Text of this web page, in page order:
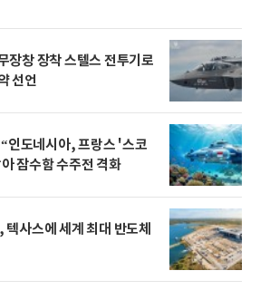
장창 장착 스텔스 전투기로
선언
인도네시아, 프랑스 '스코
잠수함 수주전 격화
사스에 세계 최대 반도체